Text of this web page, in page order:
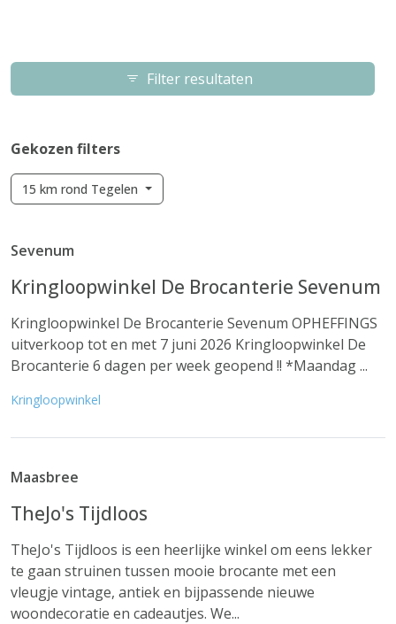
Filter resultaten
Gekozen filters
15 km rond Tegelen
Sevenum
Kringloopwinkel De Brocanterie Sevenum
Kringloopwinkel De Brocanterie Sevenum OPHEFFINGS
uitverkoop tot en met 7 juni 2026 Kringloopwinkel De
Brocanterie 6 dagen per week geopend !! *Maandag ...
Kringloopwinkel
Maasbree
TheJo's Tijdloos
TheJo's Tijdloos is een heerlijke winkel om eens lekker
te gaan struinen tussen mooie brocante met een
vleugje vintage, antiek en bijpassende nieuwe
woondecoratie en cadeautjes. We...